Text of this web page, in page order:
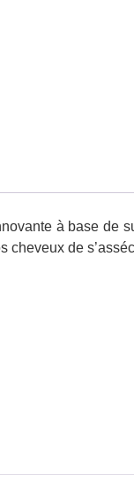
à base de
cheveux de